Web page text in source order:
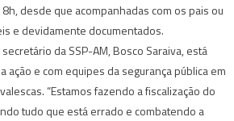
desde que acompanhadas com os pais ou
e devidamente documentados.
da SSP-AM, Bosco Saraiva, está
e com equipes da segurança pública em
“Estamos fazendo a fiscalização do
tudo que está errado e combatendo a